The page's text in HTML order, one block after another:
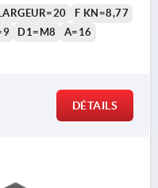
F KN=8,77
D1=M8 A=16
DÉTAILS